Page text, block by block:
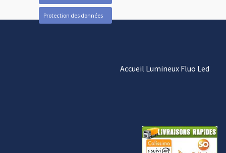
Protection des données
Accueil Lumineux Fluo Led